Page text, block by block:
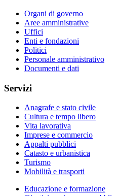
Organi di governo
Aree amministrative
Uffici
Enti e fondazioni
Politici
Personale amministrativo
Documenti e dati
Servizi
Anagrafe e stato civile
Cultura e tempo libero
Vita lavorativa
Imprese e commercio
Appalti pubblici
Catasto e urbanistica
Turismo
Mobilità e trasporti
Educazione e formazione